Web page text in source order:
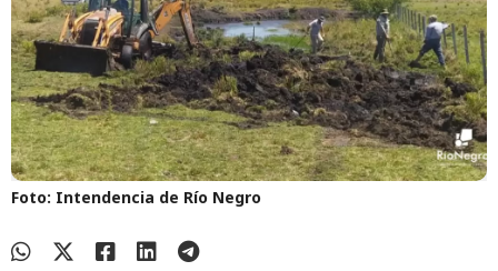
Foto: Intendencia de Río Negro